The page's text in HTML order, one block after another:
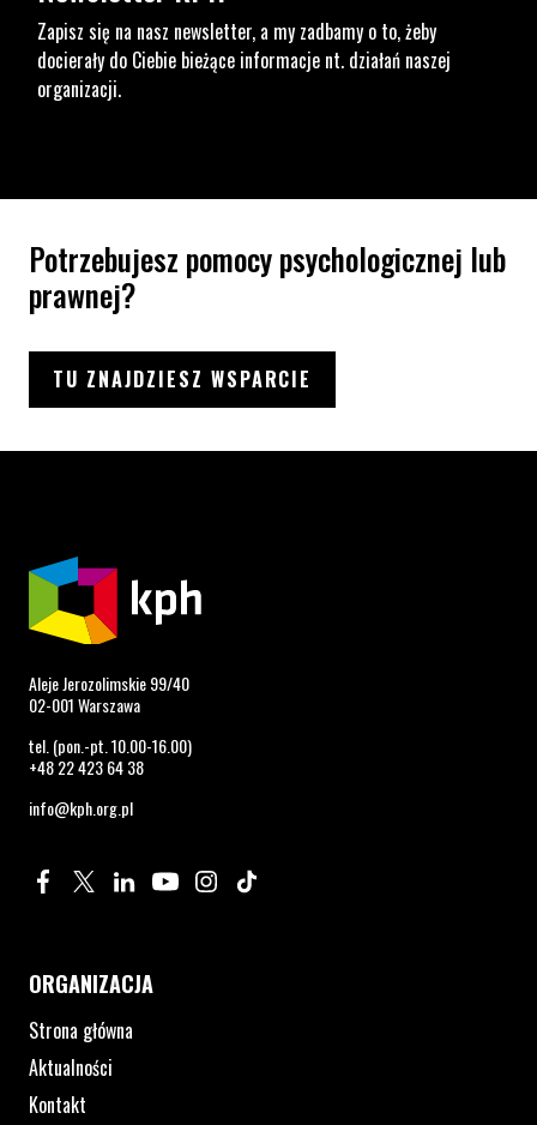
Zapisz się na nasz newsletter, a my zadbamy o to, żeby
docierały do Ciebie bieżące informacje nt. działań naszej
organizacji.
Potrzebujesz pomocy psychologicznej lub
prawnej?
TU ZNAJDZIESZ WSPARCIE
Aleje Jerozolimskie 99/40
02-001 Warszawa
tel. (pon.-pt. 10.00-16.00)
+48 22 423 64 38
info@kph.org.pl
Profil na Facebook. Strona otwiera się w nowym oknie.
Profil na Twitter. Strona otwiera się w nowym oknie.
Profil na LinkedIn. Strona otwiera się w nowym oknie.
Profil na YouTube. Strona otwiera się w nowym
Profil na Instagram. Strona otwiera się
ORGANIZACJA
Strona główna
Aktualności
Kontakt